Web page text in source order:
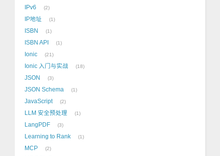
IPv6 2
IP地址 1
ISBN 1
ISBN API 1
Ionic 21
Ionic 入门与实战 18
JSON 3
JSON Schema 1
JavaScript 2
LLM 安全预处理 1
LangPDF 3
Learning to Rank 1
MCP 2